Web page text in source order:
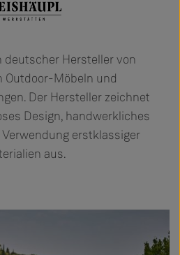
deutscher Hersteller von
Outdoor-Möbeln und
Der Hersteller zeichnet
Design, handwerkliches
erstklassiger
aus.